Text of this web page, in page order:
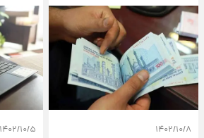
۱۴۰۲/۱۰/۸ ۱۴۰۲/۱۰/۵